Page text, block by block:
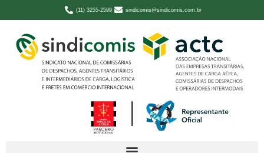
(11) 3255-2599 sindicomis@sindicomis.com.br